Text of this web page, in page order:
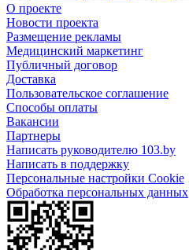
О проекте
Новости проекта
Размещение рекламы
Медицинский маркетинг
Публичный договор
Доставка
Пользовательское соглашение
Способы оплаты
Вакансии
Партнеры
Написать руководителю 103.by
Написать в поддержку
Персональные настройки Cookie
Обработка персональных данных